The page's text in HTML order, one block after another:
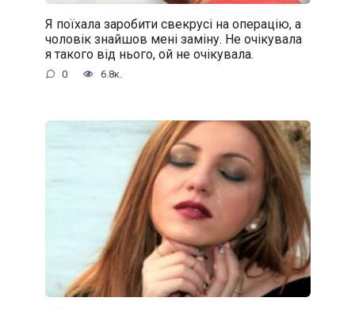
Я поїхала заробити свекрусі на операцію, а
чоловік знайшов мені заміну. Не очікувала
я такого від нього, ой не очікувала.
0 6.8к.